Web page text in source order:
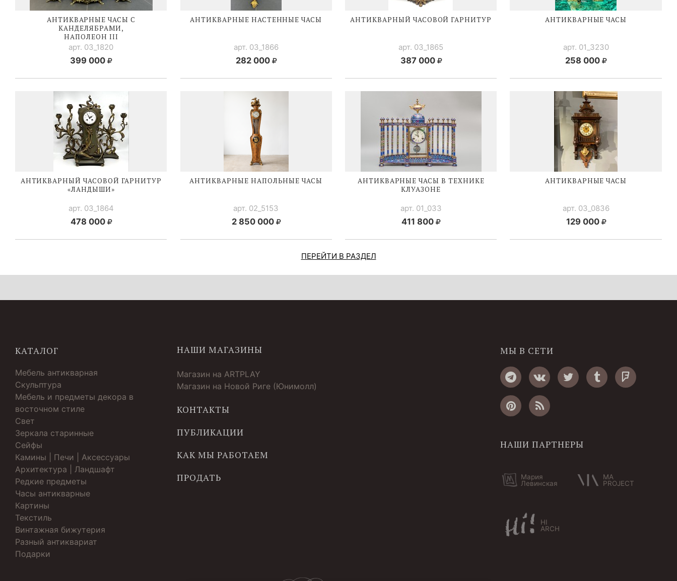
АНТИКВАРНЫЕ ЧАСЫ С
КАНДЕЛЯБРАМИ,
НАПОЛЕОН III
арт. 03_1820
399 000
АНТИКВАРНЫЕ НАСТЕННЫЕ ЧАСЫ
арт. 03_1866
282 000
АНТИКВАРНЫЙ ЧАСОВОЙ ГАРНИТУР
арт. 03_1865
387 000
АНТИКВАРНЫЕ ЧАСЫ
арт. 01_3230
258 000
АНТИКВАРНЫЙ ЧАСОВОЙ ГАРНИТУР
«ЛАНДЫШИ»
арт. 03_1864
478 000
АНТИКВАРНЫЕ НАПОЛЬНЫЕ ЧАСЫ
арт. 02_5153
2 850 000
АНТИКВАРНЫЕ ЧАСЫ В ТЕХНИКЕ
КЛУАЗОНЕ
арт. 01_033
411 800
АНТИКВАРНЫЕ ЧАСЫ
арт. 03_0836
129 000
ПЕРЕЙТИ В РАЗДЕЛ
КАТАЛОГ
Мебель антикварная
Скульптура
Мебель и предметы декора в
восточном стиле
Свет
Зеркала старинные
Cейфы
Камины | Печи | Аксессуары
Архитектура | Ландшафт
Редкие предметы
Часы антикварные
Картины
Текстиль
Винтажная бижутерия
Разный антиквариат
Подарки
НАШИ МАГАЗИНЫ
Магазин на ARTPLAY
Магазин на Новой Риге (Юнимолл)
КОНТАКТЫ
ПУБЛИКАЦИИ
КАК МЫ РАБОТАЕМ
ПРОДАТЬ
МЫ В СЕТИ
НАШИ ПАРТНЕРЫ
Мария
Левинская
MA
PROJECT
HI
ARCH